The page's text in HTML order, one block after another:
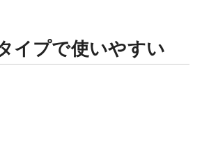
イプで使いやすい